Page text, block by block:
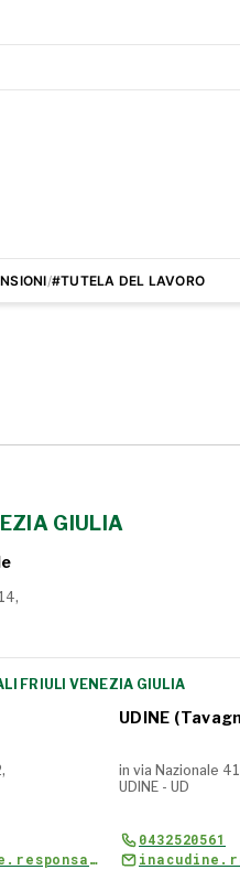
/#TUTELA DEL LAVORO
GIULIA
FRIULI VENEZIA GIULIA
inactrieste.responsabile@cia.it
UDINE
in via Nazionale
UDINE - UD
0432520561